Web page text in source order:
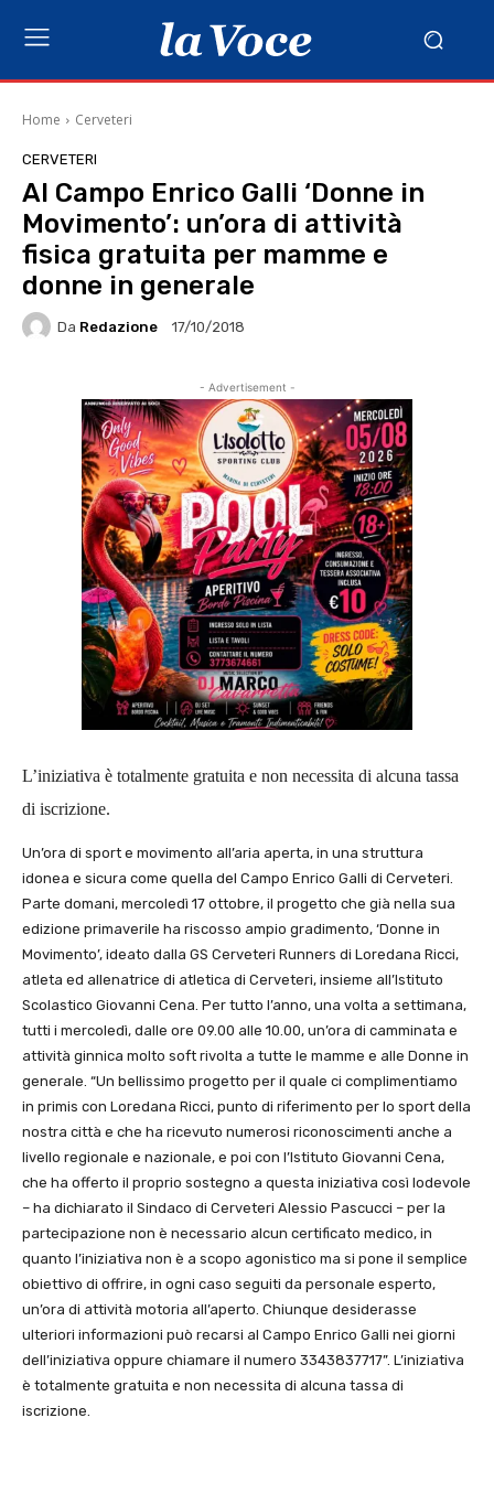
Home Cerveteri
CERVETERI
Al Campo Enrico Galli ‘Donne in
Movimento’: un’ora di attività
fisica gratuita per mamme e
donne in generale
Da Redazione 17/10/2018
- Advertisement -
L’iniziativa è totalmente gratuita e non necessita di alcuna tassa
di iscrizione.
Un’ora di sport e movimento all’aria aperta, in una struttura
idonea e sicura come quella del Campo Enrico Galli di Cerveteri.
Parte domani, mercoledì 17 ottobre, il progetto che già nella sua
edizione primaverile ha riscosso ampio gradimento, ‘Donne in
Movimento’, ideato dalla GS Cerveteri Runners di Loredana Ricci,
atleta ed allenatrice di atletica di Cerveteri, insieme all’Istituto
Scolastico Giovanni Cena. Per tutto l’anno, una volta a settimana,
tutti i mercoledì, dalle ore 09.00 alle 10.00, un’ora di camminata e
attività ginnica molto soft rivolta a tutte le mamme e alle Donne in
generale. “Un bellissimo progetto per il quale ci complimentiamo
in primis con Loredana Ricci, punto di riferimento per lo sport della
nostra città e che ha ricevuto numerosi riconoscimenti anche a
livello regionale e nazionale, e poi con l’Istituto Giovanni Cena,
che ha offerto il proprio sostegno a questa iniziativa così lodevole
– ha dichiarato il Sindaco di Cerveteri Alessio Pascucci – per la
partecipazione non è necessario alcun certificato medico, in
quanto l’iniziativa non è a scopo agonistico ma si pone il semplice
obiettivo di offrire, in ogni caso seguiti da personale esperto,
un’ora di attività motoria all’aperto. Chiunque desiderasse
ulteriori informazioni può recarsi al Campo Enrico Galli nei giorni
dell’iniziativa oppure chiamare il numero 3343837717”. L’iniziativa
è totalmente gratuita e non necessita di alcuna tassa di
iscrizione.